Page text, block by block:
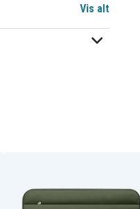
16" – Svart
Vis alt